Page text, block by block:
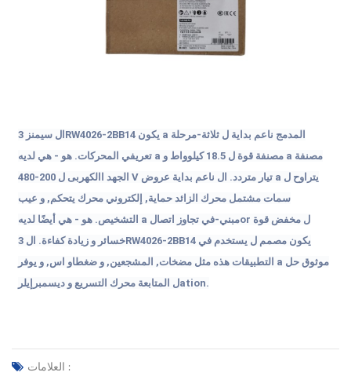
ال سيمنز 3 RW4026-2BB14 يكون a المدمج ناعم بداية ل ثلاثة-مرحلة
تعريفي المحركات. هو - هي لديه a مصنفة قوة ل 18.5 كيلوواط و a مصنفة
الجهد االكهربى ل 200
-
480 V تيار متردد. ال ناعم بداية عروض a يتراوح ل
سمات مشتمل محرك الزائدحماية, إلكتروني محرك يتحكم, و عيب
التشخيص. هو - هي أيضًا لديه a مبني-في تجاوز اتصال or ل مخفض قوة
خسائر و زيادة كفاءة. ال 3 RW4026-2BB14 يكون مصمم ل يستخدم في
التطبيقات هذه مثل مضخات, المشجعين, و ضغطاو اس, و يوفر a موثوقحل
ل المتابعة محرك التسريعو ديسمبر إيلر ation.
العلامات :